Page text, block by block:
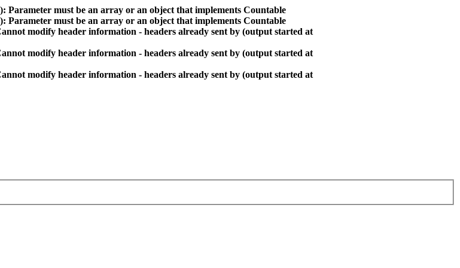
Parameter must be an array or an object that implements Countable
Parameter must be an array or an object that implements Countable
modify header information - headers already sent by (output started at
modify header information - headers already sent by (output started at
modify header information - headers already sent by (output started at